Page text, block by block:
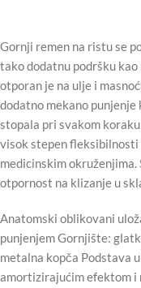
Gornji remen na ristu se
tako dodatnu podršku kao
otporan je na ulje i
dodatno mekano
stopala pri svakom
visok stepen fleksibilnosti
medicinskim
otpornost na klizanje u
Anatomski oblikovani
punjenjem Gornjište:
metalna kopča Podstava
amortizirajućim efektom i